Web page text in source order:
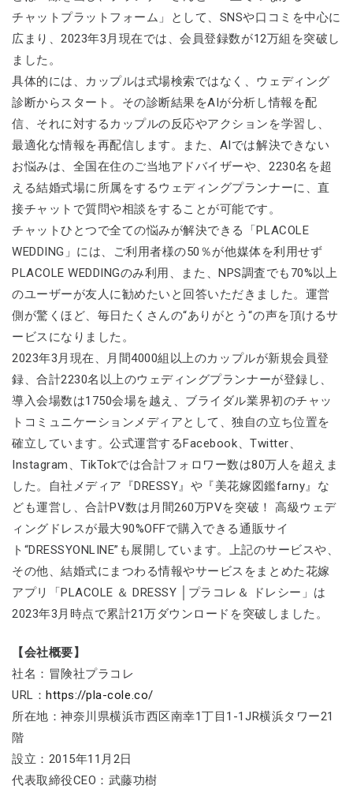
チャットプラットフォーム」として、SNSや口コミを中心に
広まり、2023年3月現在では、会員登録数が12万組を突破し
ました。
具体的には、カップルは式場検索ではなく、ウェディング
診断からスタート。その診断結果をAIが分析し情報を配
信、それに対するカップルの反応やアクションを学習し、
最適化な情報を再配信します。また、AIでは解決できない
お悩みは、全国在住のご当地アドバイザーや、2230名を超
える結婚式場に所属をするウェディングプランナーに、直
接チャットで質問や相談をすることが可能です。
チャットひとつで全ての悩みが解決できる「PLACOLE
WEDDING」には、ご利用者様の50％が他媒体を利用せず
PLACOLE WEDDINGのみ利用、また、NPS調査でも70%以上
のユーザーが友人に勧めたいと回答いただきました。運営
側が驚くほど、毎日たくさんの“ありがとう“の声を頂けるサ
ービスになりました。
2023年3月現在、月間4000組以上のカップルが新規会員登
録、合計2230名以上のウェディングプランナーが登録し、
導入会場数は1750会場を越え、ブライダル業界初のチャッ
トコミュニケーションメディアとして、独自の立ち位置を
確立しています。公式運営するFacebook、Twitter、
Instagram、TikTokでは合計フォロワー数は80万人を超えま
した。自社メディア『DRESSY』や『美花嫁図鑑farny』な
ども運営し、合計PV数は月間260万PVを突破！ 高級ウェデ
ィングドレスが最大90%OFFで購入できる通販サイ
ト“DRESSYONLINE”も展開しています。上記のサービスや、
その他、結婚式にまつわる情報やサービスをまとめた花嫁
アプリ「PLACOLE ＆ DRESSY │プラコレ＆ ドレシー」は
2023年3月時点で累計21万ダウンロードを突破しました。
【会社概要】
社名：冒険社プラコレ
URL： https://pla-cole.co/
所在地：神奈川県横浜市西区南幸1丁目1-1JR横浜タワー21
階
設立：2015年11月2日
代表取締役CEO：武藤功樹